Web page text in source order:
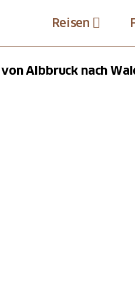
Reisen
Albbruck nach